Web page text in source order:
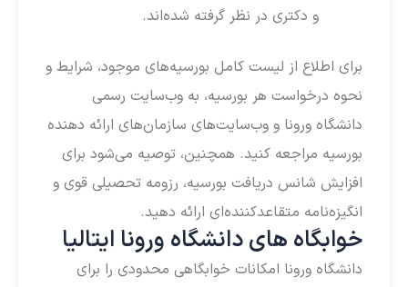
و دکتری در نظر گرفته شده‌اند.
برای اطلاع از لیست کامل بورسیه‌های موجود، شرایط و
نحوه درخواست هر بورسیه، به وب‌سایت رسمی
دانشگاه ورونا و وب‌سایت‌های سازمان‌های ارائه دهنده
بورسیه مراجعه کنید. همچنین، توصیه می‌شود برای
افزایش شانس دریافت بورسیه، رزومه تحصیلی قوی و
انگیزه‌نامه متقاعدکننده‌ای ارائه دهید.
خوابگاه های دانشگاه ورونا ایتالیا
دانشگاه ورونا امکانات خوابگاهی محدودی را برای